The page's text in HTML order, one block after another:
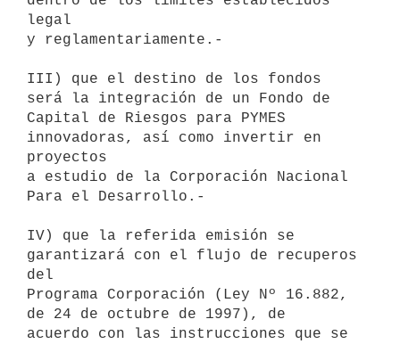
legal
y reglamentariamente.-
III) que el destino de los fondos
será la integración de un Fondo de
Capital de Riesgos para PYMES
innovadoras, así como invertir en
proyectos
a estudio de la Corporación Nacional
Para el Desarrollo.-
IV) que la referida emisión se
garantizará con el flujo de recuperos
del
Programa Corporación (Ley Nº 16.882,
de 24 de octubre de 1997), de
acuerdo con las instrucciones que se